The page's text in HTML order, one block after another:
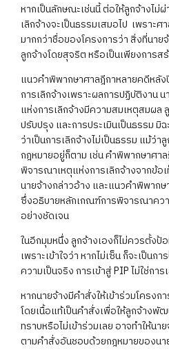
หากเป็นลักษณะเช่นนี้ ต่อให้ลูกจ้างไม่
เลิกจ้างจะเป็นธรรมเสมอไป เพราะศ
มากกว่าชื่อของโครงการว่า สิ่งที่นา
ลูกจ้างโดยสุจริต หรือเป็นเพียงการส
แนวคำพิพากษาศาลฎีกาหลายคดีหลั
การเลิกจ้างเพราะผลการปฏิบัติงาน
แห่งการเลิกจ้างมีความสมเหตุสมผล
ปรับปรุง และการประเมินเป็นธรรม มิ
ว่าเป็นการเลิกจ้างไม่เป็นธรรม แม้ว่
กฎหมายอยู่ก็ตาม เช่น คำพิพากษาศา
พิจารณาเหตุแห่งการเลิกจ้างจากข้อ
นายจ้างกล่าวอ้าง และแนวคำพิพาก
ซึ่งอธิบายหลักเกณฑ์การพิจารณาควา
อย่างชัดเจน
ในอีกมุมหนึ่ง ลูกจ้างเองก็ไม่ควรตั้งป้อ
เพราะเข้าใจว่า หากไม่เซ็น ก็จะเป็น
ความเป็นจริง การเข้าสู่ PIP ไม่ใช่การ
หากนายจ้างมีคำสั่งให้เข้าร่วมโครง
โดยเนื้อแท้เป็นคำสั่งเพื่อให้ลูกจ้างพั
ทราบหรือไม่เข้าร่วมเลย อาจทำให้นา
ตามคำสั่งอันชอบด้วยกฎหมายของนา